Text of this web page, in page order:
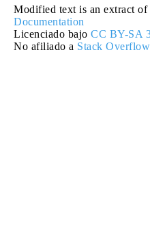
Modified text is an extract of
Documentation
Licenciado bajo CC BY-SA
No afiliado a Stack Overflow